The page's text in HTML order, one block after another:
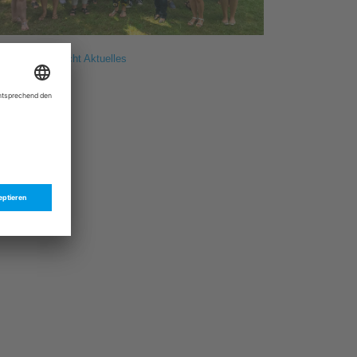
zur Übersicht Aktuelles